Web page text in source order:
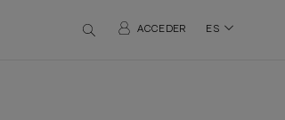
ACCEDER ES